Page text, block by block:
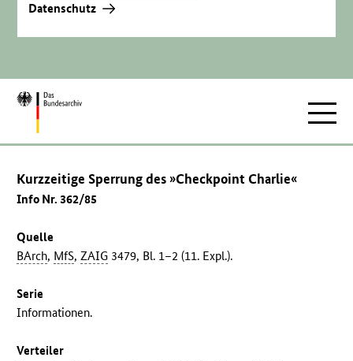
Datenschutz
Zur
Kurzzeitige Sperrung des »Checkpoint Charlie«
Info Nr. 362/85
Quelle
BArch, MfS,ZAIG 3479, Bl. 1–2 (11. Expl.).
Serie
Informationen.
Verteiler